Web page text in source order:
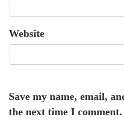
Website
Save my name, email,
the next time I comment.